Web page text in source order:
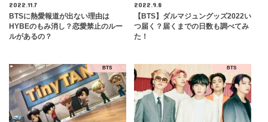
2022.11.7
BTSに熱愛報道が出ない理由は
HYBEのもみ消し？恋愛禁止のルー
ルがあるの？
2022.9.8
【BTS】ダルマジュングッズ2022い
つ届く？届くまでの日数も調べてみ
た！
BTS BTS